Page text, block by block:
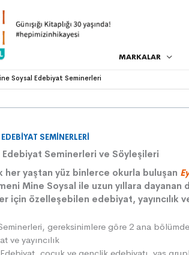
MARKALAR
Soysal Edebiyat Seminerleri
SEMINERLERI
Edebiyat Seminerleri ve Söyleşileri
her yaştan yüz binlerce okurla buluşan
Mine Soysal ile uzun yıllara
için özelleşebilen edebiyat, yayıncılık
gereksinimlere göre 2 ana
ve yayıncılık